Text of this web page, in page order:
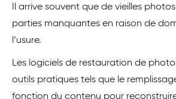
Il arrive souvent que de vieilles
parties manquantes en raison de
l’usure.
Les logiciels de restauration de
outils pratiques tels que le
fonction du contenu pour